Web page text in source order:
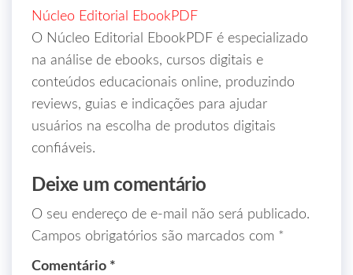
Núcleo Editorial EbookPDF
O Núcleo Editorial EbookPDF é especializado
na análise de ebooks, cursos digitais e
conteúdos educacionais online, produzindo
reviews, guias e indicações para ajudar
usuários na escolha de produtos digitais
confiáveis.
Deixe um comentário
O seu endereço de e-mail não será publicado.
Campos obrigatórios são marcados com *
Comentário *